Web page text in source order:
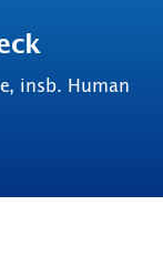
insb. Human